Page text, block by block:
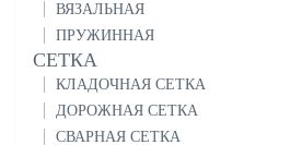
ВЯЗАЛЬНАЯ
ПРУЖИННАЯ
СЕТКА
КЛАДОЧНАЯ СЕТКА
ДОРОЖНАЯ СЕТКА
СВАРНАЯ СЕТКА